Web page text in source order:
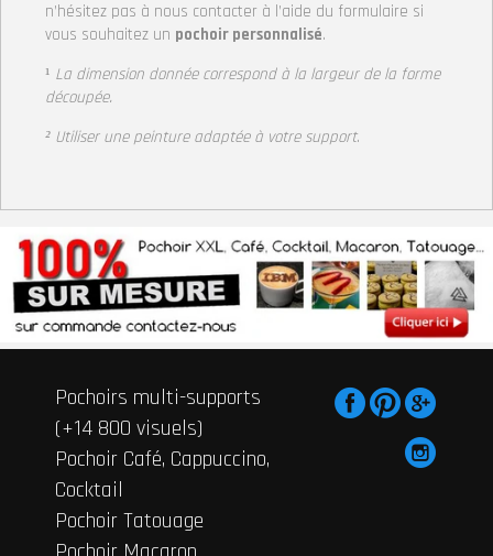
n’hésitez pas à nous contacter à l’aide du formulaire si
vous souhaitez un pochoir personnalisé.
¹ La dimension donnée correspond à la largeur de la forme
découpée.
² Utiliser une peinture adaptée à votre support.
Pochoirs multi-supports
(+14 800 visuels)
Pochoir Café, Cappuccino,
Cocktail
Pochoir Tatouage